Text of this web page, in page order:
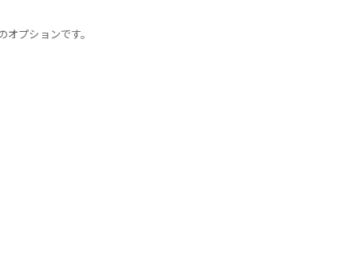
プションです。